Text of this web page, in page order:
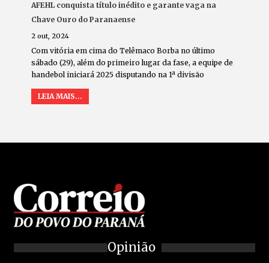
AFEHL conquista título inédito e garante vaga na
Chave Ouro do Paranaense
2 out, 2024
Com vitória em cima do Telêmaco Borba no último
sábado (29), além do primeiro lugar da fase, a equipe de
handebol iniciará 2025 disputando na 1ª divisão
LEIA MAIS...
Opinião